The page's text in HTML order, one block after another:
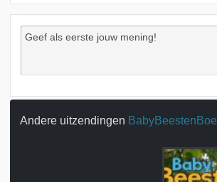
Andere uitzendingen BabyBeestenBoel